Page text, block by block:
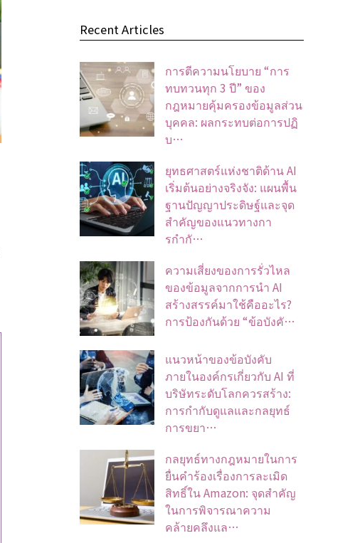
Recent Articles
การตีความนโยบาย “การ
ทบทวนทุก 3 ปี” ของ
กฎหมายคุ้มครองข้อมูลส่วน
บุคคล: ผลกระทบต่อการปฏิ
บ…
ยุทธศาสตร์แห่งชาติด้าน AI
เริ่มต้นอย่างจริงจัง: แผนพื้น
ฐานปัญญาประดิษฐ์และจุด
สำคัญของแนวทางกา
รกำกั…
ความเสี่ยงของการรั่วไหล
ของข้อมูลจากการนำ AI
สร้างสรรค์มาใช้คืออะไร?
การป้องกันด้วย “ข้อบังคั…
แนวหน้าของข้อบังคับ
ภายในองค์กรเกี่ยวกับ AI ที่
บริษัทระดับโลกควรสร้าง:
การกำกับดูแลและกลยุทธ์
การขยา…
กลยุทธ์ทางกฎหมายในการ
ยื่นคำร้องเรื่องการละเมิด
สิทธิ์ใน Amazon: จุดสำคัญ
ในการพิจารณาความ
คล้ายคลึงแล…